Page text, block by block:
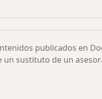
publicados en
un sustituto de un